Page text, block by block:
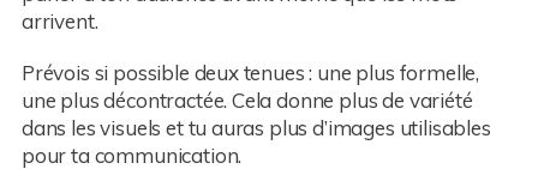
arrivent.
Prévois si possible deux tenues : une plus formelle,
une plus décontractée. Cela donne plus de variété
dans les visuels et tu auras plus d’images utilisables
pour ta communication.